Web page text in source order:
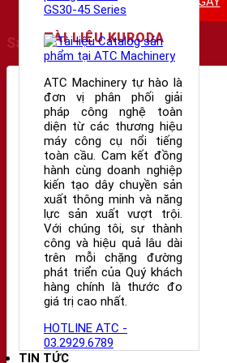
TÀI LIỆU KURODA
ATC Machinery tự hào là
đơn vị phân phối giải
pháp công nghệ toàn
diện từ các thương hiệu
máy công cụ nổi tiếng
toàn cầu. Cam kết đồng
hành cùng doanh nghiệp
kiến tạo dây chuyền sản
xuất thông minh và năng
lực sản xuất vượt trội.
Với chúng tôi, sự thành
công và hiệu quả lâu dài
trên mỗi chặng đường
phát triển của Quý khách
hàng chính là thước đo
giá trị cao nhất.
HOTLINE ATC -
03.2929.6789
TIN TỨC
Sản phẩm tương tự